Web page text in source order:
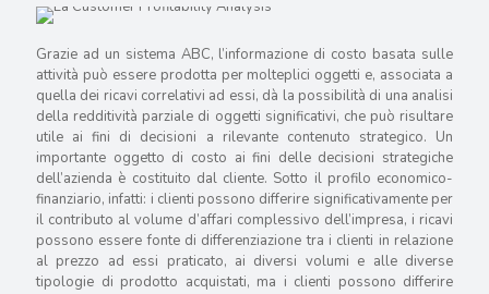
Grazie ad un sistema ABC, l’informazione di costo basata sulle
attività può essere prodotta per molteplici oggetti e, associata a
quella dei ricavi correlativi ad essi, dà la possibilità di una analisi
della redditività parziale di oggetti significativi, che può risultare
utile ai fini di decisioni a rilevante contenuto strategico. Un
importante oggetto di costo ai fini delle decisioni strategiche
dell’azienda è costituito dal cliente. Sotto il profilo economico-
finanziario, infatti: i clienti possono differire significativamente per
il contributo al volume d’affari complessivo dell’impresa, i ricavi
possono essere fonte di differenziazione tra i clienti in relazione
al prezzo ad essi praticato, ai diversi volumi e alle diverse
tipologie di prodotto acquistati, ma i clienti possono differire